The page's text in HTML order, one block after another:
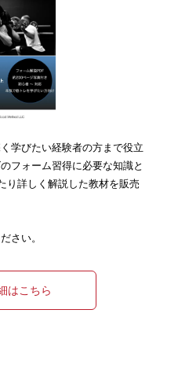
学びたい経験者の方まで役立
フォーム習得に必要な知識と
り詳しく解説した教材を販売
さい。
はこちら